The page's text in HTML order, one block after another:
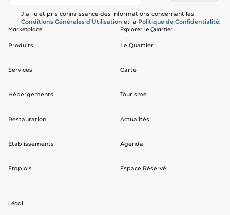
J’ai lu et pris connaissance des informations concernant les
Conditions Générales d’Utilisation et la Politique de Confidentialité.
Marketplace
Produits
Services
Hébergements
Restauration
Établissements
Emplois
Explorer le Quartier
Le Quartier
Carte
Tourisme
Actualités
Agenda
Espace Réservé
Légal